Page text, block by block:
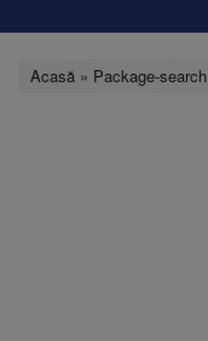
Acasă » Package-search